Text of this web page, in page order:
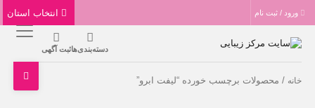
ورود / ثبت نام
دسته‌بندی‌هاثبت آگهی
خانه / محصولات برچسب خورده “ليفت ابرو”